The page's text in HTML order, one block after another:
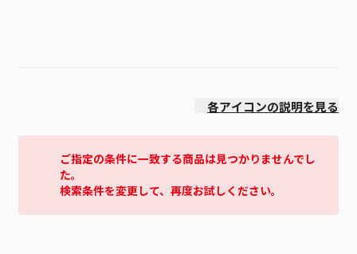
各アイコンの説明を見る
ご指定の条件に一致する商品は見つかりませんでし
た。
検索条件を変更して、再度お試しください。